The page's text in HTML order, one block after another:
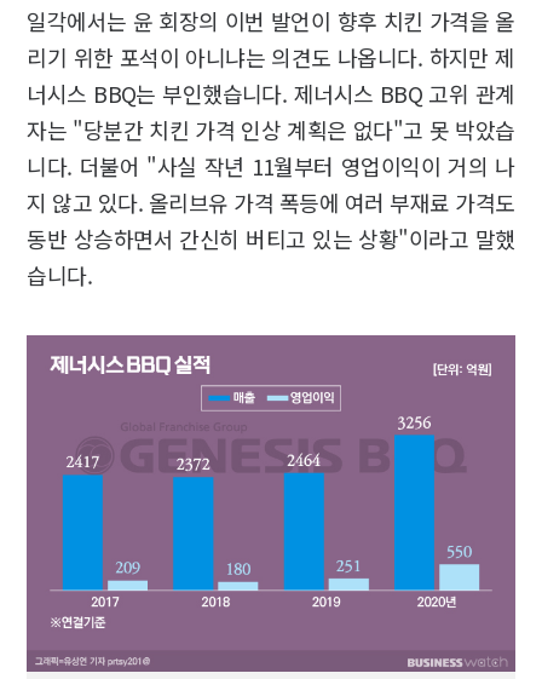
일각에서는 윤 회장의 이번 발언이 향후 치킨 가격을 올
리기 위한 포석이 아니냐는 의견도 나옵니다. 하지만 제
너시스 BBQ는 부인했습니다. 제너시스 BBQ 고위 관계
자는 "당분간 치킨 가격 인상 계획은 없다"고 못 박았습
니다. 더불어 "사실 작년 11월부터 영업이익이 거의 나
지 않고 있다. 올리브유 가격 폭등에 여러 부재료 가격도
동반 상승하면서 간신히 버티고 있는 상황"이라고 말했
습니다.